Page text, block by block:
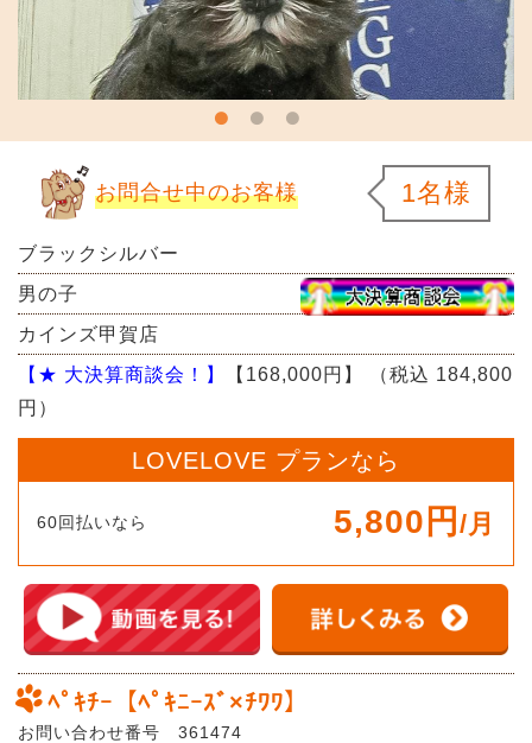
お問合せ中のお客様 1名様
ブラックシルバー
男の子
カインズ甲賀店
【★ 大決算商談会！】
【168,000円】
（税込 184,800
円）
LOVELOVE プランなら
60回払いなら 5,800円 /月
ﾍﾟｷﾁｰ【ﾍﾟｷﾆｰｽﾞ×ﾁﾜﾜ】
お問い合わせ番号 361474